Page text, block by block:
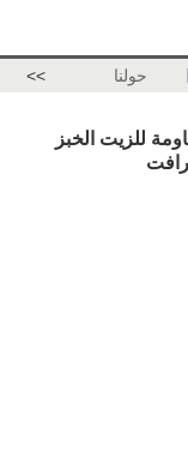
حولنا >>
للزيت الخبز